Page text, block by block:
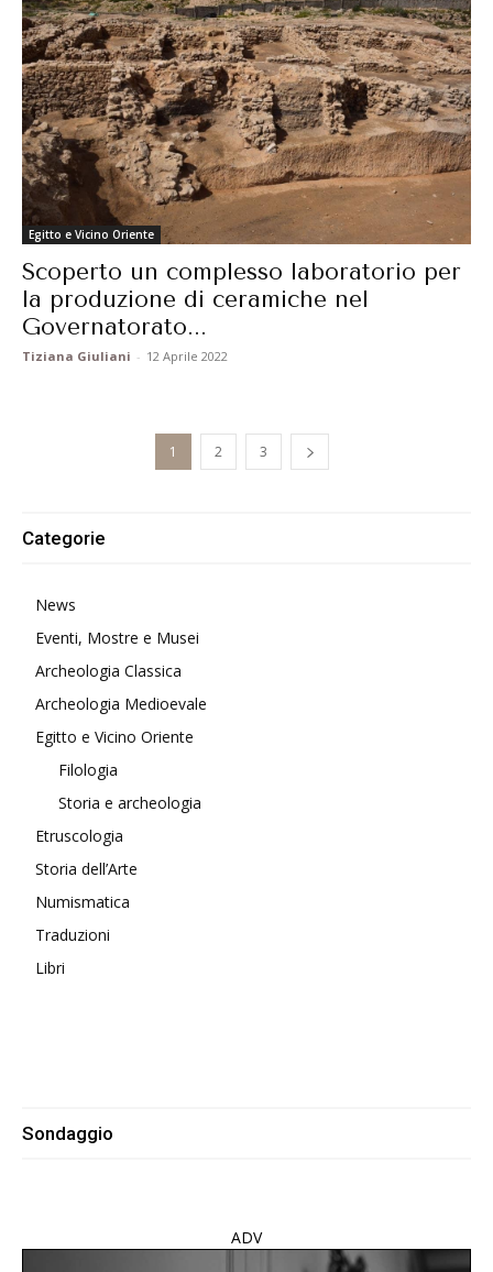
Egitto e Vicino Oriente
Scoperto un complesso laboratorio per
la produzione di ceramiche nel
Governatorato...
Tiziana Giuliani - 12 Aprile 2022
1 2 3
Categorie
News
Eventi, Mostre e Musei
Archeologia Classica
Archeologia Medioevale
Egitto e Vicino Oriente
Filologia
Storia e archeologia
Etruscologia
Storia dell’Arte
Numismatica
Traduzioni
Libri
Sondaggio
ADV